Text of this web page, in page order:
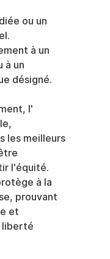
ou un
à un
à un
désigné.
l'
les meilleurs
l'équité.
à la
prouvant
et
liberté